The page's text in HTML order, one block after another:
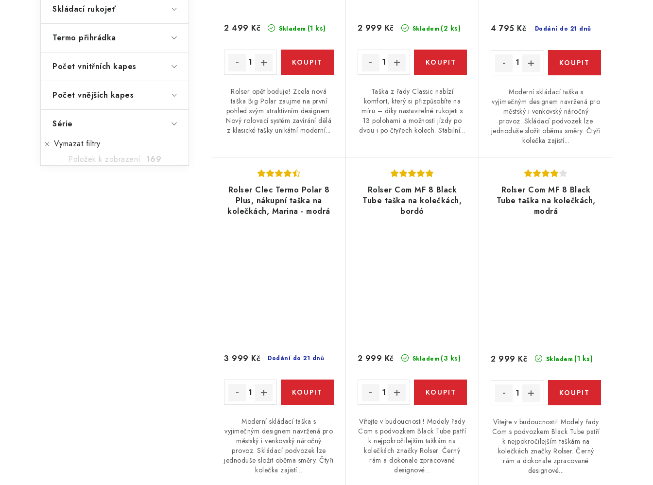
Skládací rukojeť
Termo přihrádka
Počet vnitřních kapes
Počet vnějších kapes
Série
Vymazat filtry
Položek k zobrazení: 169
t
ů
Skladem (1 ks)
2 499 Kč
Rolser opět boduje! Zcela nová
taška Big Polar zaujme na první
pohled svým atraktivním designem.
Nový rolovací systém zavírání dělá
z klasické tašky unikátní moderní...
Skladem (2 ks)
2 999 Kč
Taška z řady Classic nabízí
komfort, který si přizpůsobíte na
míru – díky nastavitelné rukojeti s
13 polohami a možnosti jízdy po
dvou i po čtyřech kolech. Stabilní...
Dodání do 21 dnů
4 795 Kč
Moderní skládací taška s
vyjimečným designem navržená pro
městský i venkovský náročný
provoz. Skládací podvozek lze
jednoduše složit oběma směry. Čtyři
kolečka zajistí...
Rolser Clec Termo Polar 8
Plus, nákupní taška na
kolečkách, Marina - modrá
Dodání do 21 dnů
3 999 Kč
Moderní skládací taška s
vyjimečným designem navržená pro
městský i venkovský náročný
provoz. Skládací podvozek lze
jednoduše složit oběma směry. Čtyři
kolečka zajistí...
Rolser Com MF 8 Black
Tube taška na kolečkách,
bordó
Skladem (3 ks)
2 999 Kč
Vítejte v budoucnosti! Modely řady
Com s podvozkem Black Tube patří
k nejpokročilejším taškám na
kolečkách značky Rolser. Černý
rám a dokonale zpracované
designové...
Rolser Com MF 8 Black
Tube taška na kolečkách,
modrá
Skladem (1 ks)
2 999 Kč
Vítejte v budoucnosti! Modely řady
Com s podvozkem Black Tube patří
k nejpokročilejším taškám na
kolečkách značky Rolser. Černý
rám a dokonale zpracované
designové...